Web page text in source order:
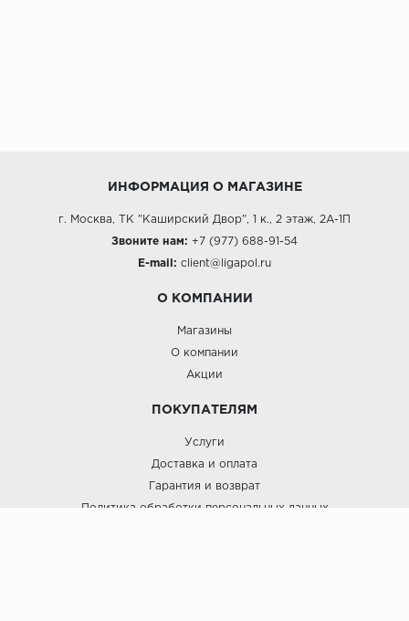
ИНФОРМАЦИЯ О МАГАЗИНЕ
г. Москва, ТК "Каширский Двор", 1 к., 2 этаж, 2А-1П
Звоните нам: +7 (977) 688-91-54
E-mail: client@ligapol.ru
О КОМПАНИИ
Магазины
О компании
Акции
ПОКУПАТЕЛЯМ
Услуги
Доставка и оплата
Гарантия и возврат
Политика обработки персональных данных